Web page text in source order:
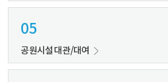
05
공원시설 대관/대여